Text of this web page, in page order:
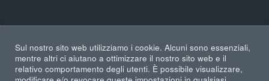
Sul nostro sito web utilizziamo i cookie. Alcuni sono essenziali,
mentre altri ci aiutano a ottimizzare il nostro sito web e il
relativo comportamento degli utenti. È possibile visualizzare,